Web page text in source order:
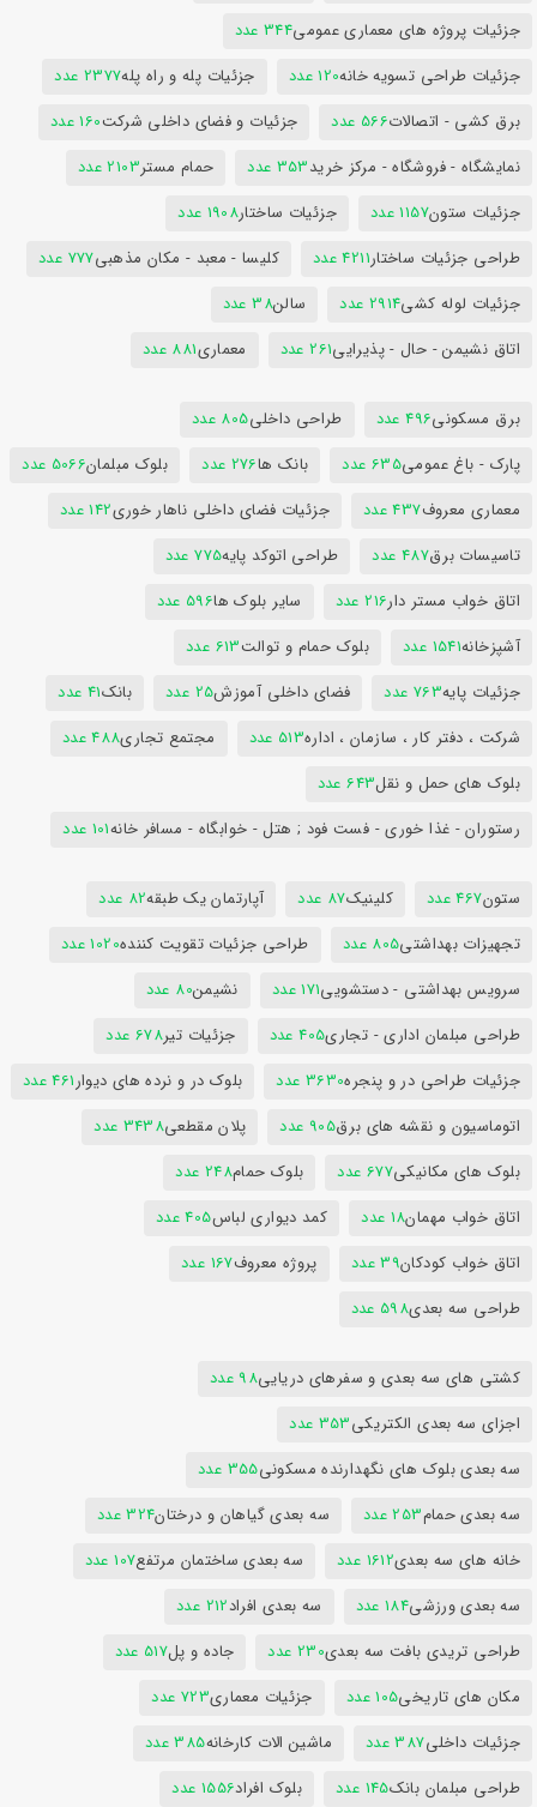
جزئیات پروژه های معماری عمومی344 عدد
جزئیات طراحی تسویه خانه120 عدد جزئیات پله و راه پله2377 عدد
برق کشی - اتصالات566 عدد جزئیات و فضای داخلی شرکت160 عدد
نمایشگاه - فروشگاه - مرکز خرید353 عدد حمام مستر2103 عدد
جزئیات ستون1157 عدد جزئیات ساختار1908 عدد
طراحی جزئیات ساختار4211 عدد کلیسا - معبد - مکان مذهبی777 عدد
جزئیات لوله کشی2914 عدد سالن38 عدد
اتاق نشیمن - حال - پذیرایی261 عدد معماری881 عدد
برق مسکونی496 عدد طراحی داخلی805 عدد
پارک - باغ عمومی635 عدد بانک ها276 عدد بلوک مبلمان5066 عدد
معماری معروف437 عدد جزئیات فضای داخلی ناهار خوری142 عدد
تاسیسات برق487 عدد طراحی اتوکد پایه775 عدد
اتاق خواب مستر دار216 عدد سایر بلوک ها596 عدد
آشپزخانه1541 عدد بلوک حمام و توالت613 عدد
جزئیات پایه763 عدد فضای داخلی آموزش25 عدد بانک41 عدد
شرکت ، دفتر کار ، سازمان ، اداره513 عدد مجتمع تجاری488 عدد
بلوک های حمل و نقل643 عدد
رستوران - غذا خوری - فست فود ; هتل - خوابگاه - مسافر خانه101 عدد
ستون467 عدد کلینیک87 عدد آپارتمان یک طبقه82 عدد
تجهیزات بهداشتی805 عدد طراحی جزئیات تقویت کننده1020 عدد
سرویس بهداشتی - دستشویی171 عدد نشیمن80 عدد
طراحی مبلمان اداری - تجاری405 عدد جزئیات تیر678 عدد
جزئیات طراحی در و پنجره3630 عدد بلوک در و نرده های دیوار461 عدد
اتوماسیون و نقشه های برق905 عدد پلان مقطعی3438 عدد
بلوک های مکانیکی677 عدد بلوک حمام248 عدد
اتاق خواب مهمان18 عدد کمد دیواری لباس405 عدد
اتاق خواب کودکان39 عدد پروژه معروف167 عدد
طراحی سه بعدی598 عدد
کشتی های سه بعدی و سفرهای دریایی98 عدد
اجزای سه بعدی الکتریکی353 عدد
سه بعدی بلوک های نگهدارنده مسکونی355 عدد
سه بعدی حمام253 عدد سه بعدی گیاهان و درختان324 عدد
خانه های سه بعدی1612 عدد سه بعدی ساختمان مرتفع107 عدد
سه بعدی ورزشی184 عدد سه بعدی افراد212 عدد
طراحی تریدی بافت سه بعدی230 عدد جاده و پل517 عدد
مکان های تاریخی105 عدد جزئیات معماری723 عدد
جزئیات داخلی387 عدد ماشین الات کارخانه385 عدد
طراحی مبلمان بانک145 عدد بلوک افراد1556 عدد